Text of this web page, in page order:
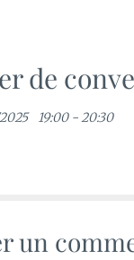
de
19:00 - 20:30
un